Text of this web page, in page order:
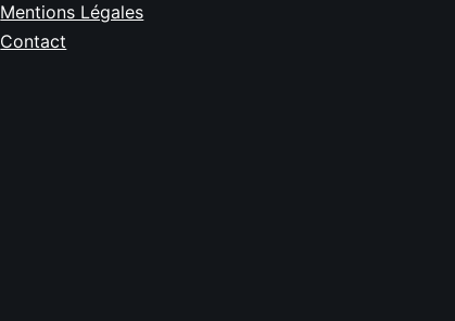
Mentions Légales
Contact